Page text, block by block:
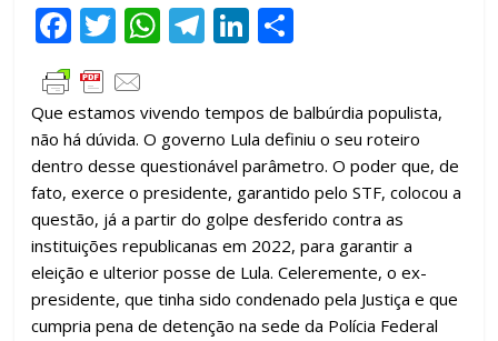
F
ac
e
b
o
o
k
T
w
itt
er
W
at
s
A
p
p
T
e
gr
a
m
Li
e
dI
n
m
p
ar
til
h
ar
Que estamos vivendo tempos de balbúrdia populista,
não há dúvida. O governo Lula definiu o seu roteiro
dentro desse questionável parâmetro. O poder que, de
fato, exerce o presidente, garantido pelo STF, colocou a
questão, já a partir do golpe desferido contra as
instituições republicanas em 2022, para garantir a
eleição e ulterior posse de Lula. Celeremente, o ex-
presidente, que tinha sido condenado pela Justiça e que
cumpria pena de detenção na sede da Polícia Federal